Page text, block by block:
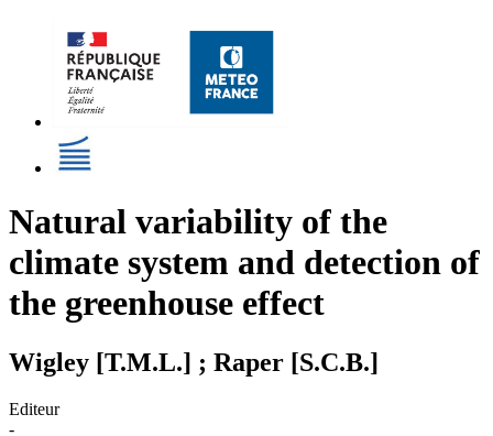
Natural variability of the
climate system and detection of
the greenhouse effect
Wigley [T.M.L.] ; Raper [S.C.B.]
Editeur
-